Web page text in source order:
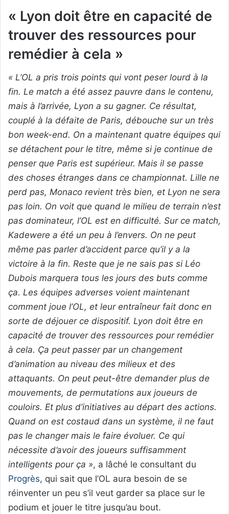
« Lyon doit être en capacité de
trouver des ressources pour
remédier à cela »
« L’OL a pris trois points qui vont peser lourd à la
fin. Le match a été assez pauvre dans le contenu,
mais à l’arrivée, Lyon a su gagner. Ce résultat,
couplé à la défaite de Paris, débouche sur un très
bon week-end. On a maintenant quatre équipes qui
se détachent pour le titre, même si je continue de
penser que Paris est supérieur. Mais il se passe
des choses étranges dans ce championnat. Lille ne
perd pas, Monaco revient très bien, et Lyon ne sera
pas loin. On voit que quand le milieu de terrain n’est
pas dominateur, l’OL est en difficulté. Sur ce match,
Kadewere a été un peu à l’envers. On ne peut
même pas parler d’accident parce qu’il y a la
victoire à la fin. Reste que je ne sais pas si Léo
Dubois marquera tous les jours des buts comme
ça. Les équipes adverses voient maintenant
comment joue l’OL, et leur entraîneur fait donc en
sorte de déjouer ce dispositif. Lyon doit être en
capacité de trouver des ressources pour remédier
à cela. Ça peut passer par un changement
d’animation au niveau des milieux et des
attaquants. On peut peut-être demander plus de
mouvements, de permutations aux joueurs de
couloirs. Et plus d’initiatives au départ des actions.
Quand on est costaud dans un système, il ne faut
pas le changer mais le faire évoluer. Ce qui
nécessite d’avoir des joueurs suffisamment
intelligents pour ça », a lâché le consultant du
Progrès, qui sait que l’OL aura besoin de se
réinventer un peu s’il veut garder sa place sur le
podium et jouer le titre jusqu’au bout.